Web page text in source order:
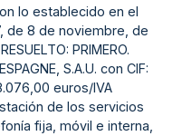
lo establecido en el
de 8 de noviembre, de
PRIMERO.
S.A.U. con CIF:
euros/IVA
de los servicios
fija, móvil e interna,